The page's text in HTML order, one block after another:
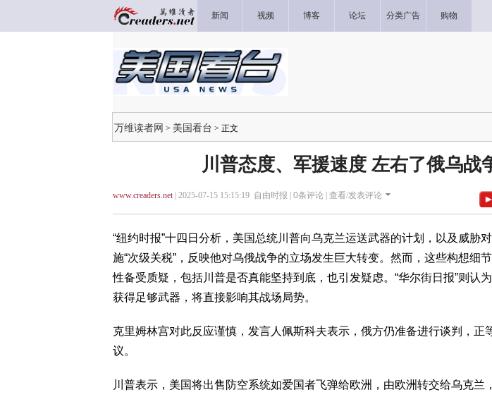
新闻 视频 博客 论坛 分类广告 购物
万维读者网 > 美国看台 > 正文
川普态度、军援速度 左右了俄乌战
www.creaders.net| 2025-07-15 15:15:19 自由时报 | 0条评论 | 查看/发表评论
“纽约时报”十四日分析，美国总统川普向乌克兰运送武器的计划，以及威胁
施“次级关税”，反映他对乌俄战争的立场发生巨大转变。然而，这些构想细
性备受质疑，包括川普是否真能坚持到底，也引发疑虑。“华尔街日报”则认
获得足够武器，将直接影响其战场局势。
克里姆林宫对此反应谨慎，发言人佩斯科夫表示，俄方仍准备进行谈判，正
议。
川普表示，美国将出售防空系统如爱国者飞弹给欧洲，由欧洲转交给乌克兰